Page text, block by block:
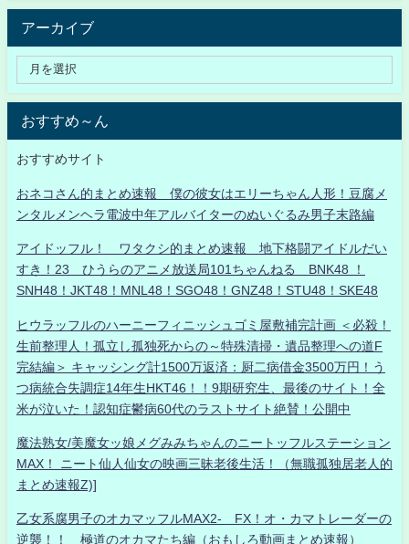
アーカイブ
おすすめ～ん
おすすめサイト
おネコさん的まとめ速報 僕の彼女はエリーちゃん人形！豆腐メ
ンタルメンヘラ電波中年アルバイターのぬいぐるみ男子末路編
アイドッフル！ ワタクシ的まとめ速報 地下格闘アイドルだい
すき！23 ひうらのアニメ放送局101ちゃんねる BNK48 ！
SNH48！JKT48！MNL48！SGO48！GNZ48！STU48！SKE48
ヒウラッフルのハーニーフィニッシュゴミ屋敷補完計画 ＜必殺！
生前整理人！孤立し孤独死からの～特殊清掃・遺品整理への道F
完結編＞ キャッシング計1500万返済：厨二病借金3500万円！う
つ病統合失調症14年生HKT46！！9期研究生、最後のサイト！全
米が泣いた！認知症鬱病60代のラストサイト絶賛！公開中
魔法熟女/美魔女ッ娘メグみみちゃんのニートッフルステーション
MAX！ ニート仙人仙女の映画三昧老後生活！（無職孤独居老人的
まとめ速報Z)]
乙女系腐男子のオカマッフルMAX2- FX！オ・カマトレーダーの
逆襲！！ 極道のオカマたち編（おもしろ動画まとめ速報）